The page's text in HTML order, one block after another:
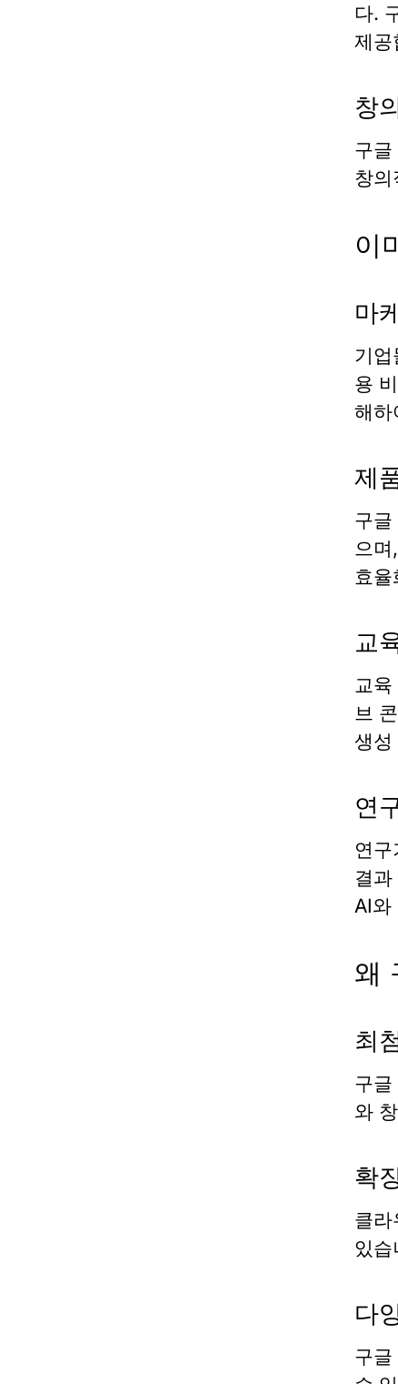
다.
제공
창
구글
창의
이
마
기업
용
해하
제
구글
으
효율
교
교
브
생성
연
연
결
AI와
왜
최
구글
와
확
클라
있습
다
구글